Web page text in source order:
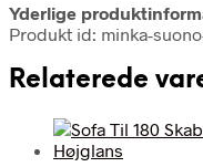
Yderlige
Produkt id: minka-
Relaterede